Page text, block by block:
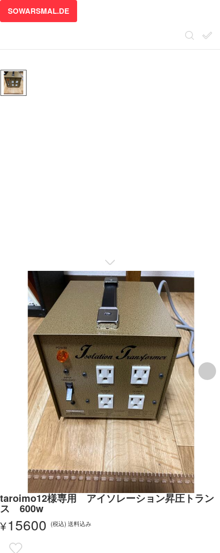
SOWARSMAL.DE
taroimo12様専用 アイソレーション昇圧トラン
ス 600w
¥15600 (税込) 送料込み